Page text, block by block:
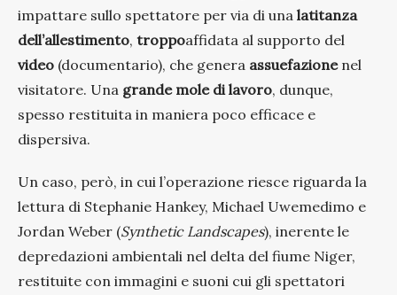
impattare sullo spettatore per via di una latitanza
dell’allestimento, troppoaffidata al supporto del
video (documentario), che genera assuefazionenel
visitatore. Una grande mole di lavoro, dunque,
spesso restituita in maniera poco efficace e
dispersiva.
Un caso, però, in cui l’operazione riesce riguarda la
lettura di Stephanie Hankey, Michael Uwemedimo e
Jordan Weber (Synthetic Landscapes), inerente le
depredazioni ambientali nel delta del fiume Niger,
restituite con immagini e suoni cui gli spettatori